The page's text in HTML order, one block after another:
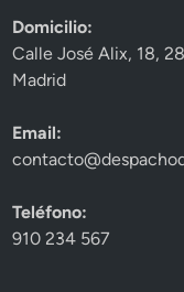
Domicilio:
Calle José Alix, 18,
Madrid
Email:
Teléfono:
910 234 567